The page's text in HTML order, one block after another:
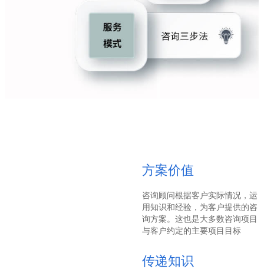
方案价值
咨询顾问根据客户实际情况，运
用知识和经验，为客户提供的咨
询方案。这也是大多数咨询项目
与客户约定的主要项目目标
传递知识